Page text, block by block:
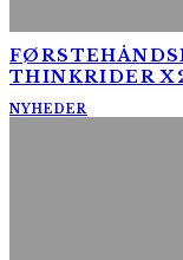
THINKRIDER
NYHEDER